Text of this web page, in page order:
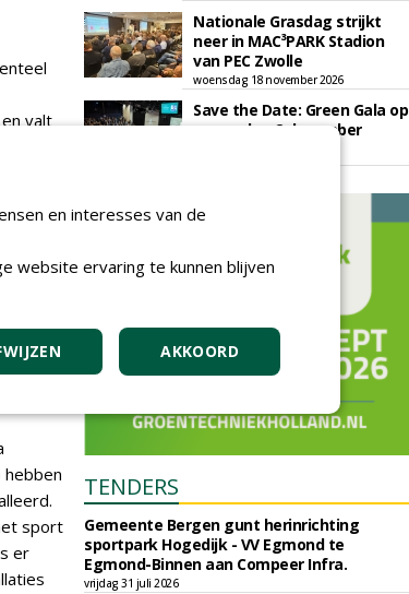
valt
ook
sport
er
Nationale Grasdag strijkt
neer in MAC³PARK Stadion
van PEC Zwolle
woensdag 18 november 2026
Save the Date: Green Gala op
woensdag 2 december
TENDERS
Gemeente Bergen gunt herinrichting
sportpark Hogedijk - VV Egmond te
Egmond-Binnen aan Compeer Infra.
vrijdag 31 juli 2026
en interesses van de
website ervaring te kunnen blijven
AKKOORD